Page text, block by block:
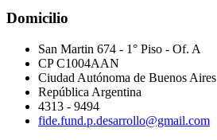
Domicilio
San Martin 674 - 1° Piso - Of. A
CP C1004AAN
Ciudad Autónoma de Buenos Aires
República Argentina
4313 - 9494
fide.fund.p.desarrollo@gmail.com